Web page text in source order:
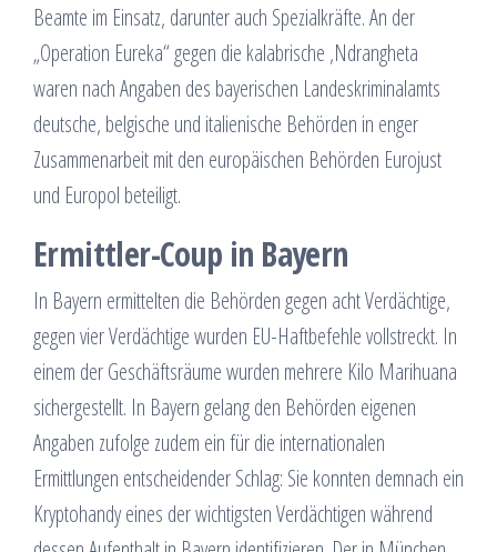
Beamte im Einsatz, darunter auch Spezialkräfte. An der
„Operation Eureka“ gegen die kalabrische ‚Ndrangheta
waren nach Angaben des bayerischen Landeskriminalamts
deutsche, belgische und italienische Behörden in enger
Zusammenarbeit mit den europäischen Behörden Eurojust
und Europol beteiligt.
Ermittler-Coup in Bayern
In Bayern ermittelten die Behörden gegen acht Verdächtige,
gegen vier Verdächtige wurden EU-Haftbefehle vollstreckt. In
einem der Geschäftsräume wurden mehrere Kilo Marihuana
sichergestellt. In Bayern gelang den Behörden eigenen
Angaben zufolge zudem ein für die internationalen
Ermittlungen entscheidender Schlag: Sie konnten demnach ein
Kryptohandy eines der wichtigsten Verdächtigen während